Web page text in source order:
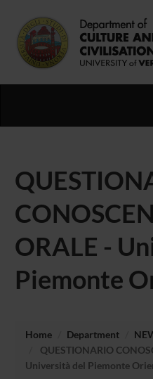
ORALE -
Piemonte
Home Department
QUESTIONARIO
Università del Piemonte